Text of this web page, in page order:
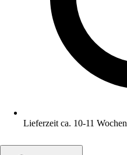
Lieferzeit ca. 10-11 Wochen